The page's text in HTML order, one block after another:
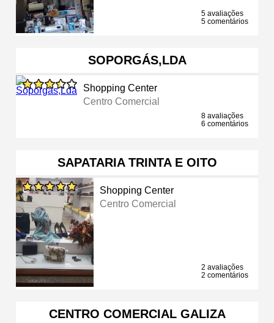
5 avaliações
5 comentários
SOPORGÁS,LDA
Shopping Center
Centro Comercial
8 avaliações
6 comentários
SAPATARIA TRINTA E OITO
Shopping Center
Centro Comercial
2 avaliações
2 comentários
CENTRO COMERCIAL GALIZA